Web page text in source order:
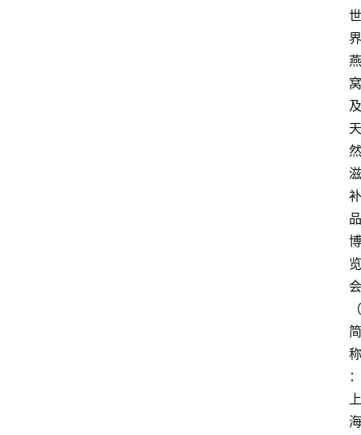
世
界
燕
窝
及
天
然
滋
补
品
博
览
会
（
简
称
：
上
海